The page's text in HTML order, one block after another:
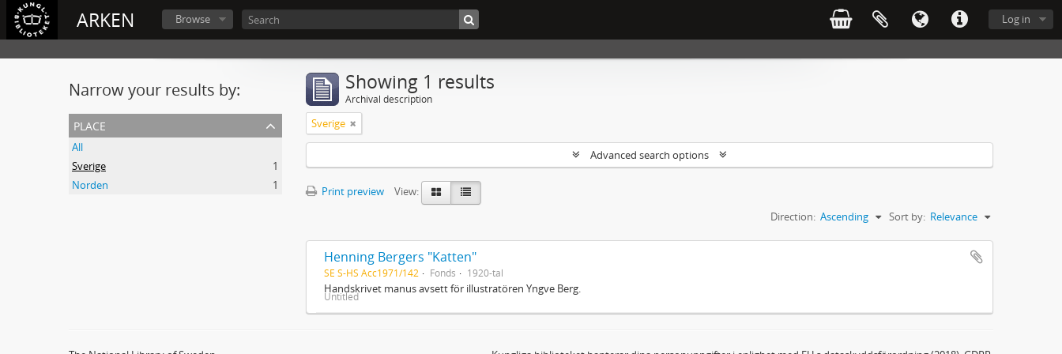
ARKEN Log in
Browse
Narrow your results by:
place
All
Sverige
1
Norden
1
Showing 1 results
Archival description
Sverige
Advanced search options
Print preview
View:
Sort by: Relevance
Direction: Ascending
Henning Bergers "Katten"
SE S-HS Acc1971/142 Fonds 1920-tal
Handskrivet manus avsett för illustratören Yngve Berg.
Untitled